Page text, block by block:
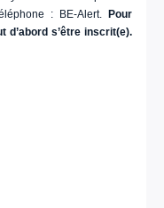
: BE-Alert.
Pour
s’être inscrit(e).